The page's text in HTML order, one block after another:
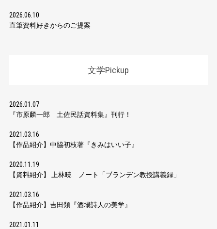
2026.06.10
直筆資料好きからのご提案
文学Pickup
2026.01.07
『市原麟一郎 土佐民話資料集』刊行！
2021.03.16
【作品紹介】中脇初枝著『きみはいい子』
2020.11.19
【資料紹介】 上林暁 ノート「ブランデン教授講義録」
2021.03.16
【作品紹介】吉田類『酒場詩人の美学』
2021.01.11